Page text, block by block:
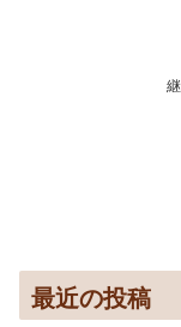
最近の投稿